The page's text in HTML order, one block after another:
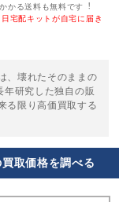
かる送料も無料です︕
宅配キットが自宅に届き
、壊れたそのままの
研究した独自の販
る限り高価買取する
取価格を調べる